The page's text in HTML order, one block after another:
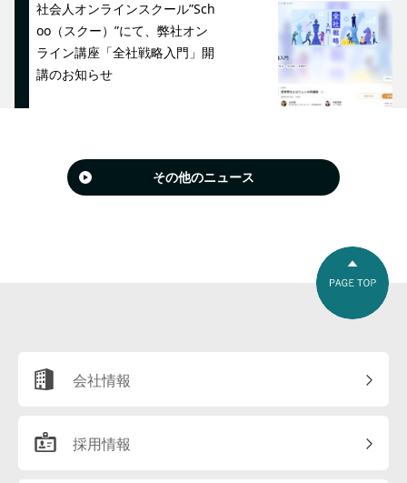
社会人オンラインスクール”Sch
oo（スクー）”にて、弊社オン
ライン講座「全社戦略入門」開
講のお知らせ
その他のニュース
会社情報
採用情報